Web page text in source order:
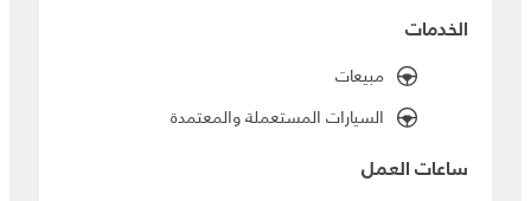
الخدمات
مبيعات
السيارات المستعملة والمعتمدة
ساعات العمل